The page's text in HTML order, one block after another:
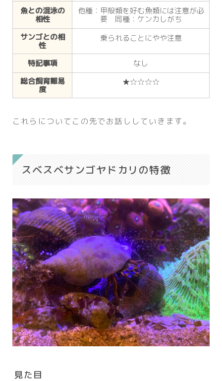
魚との混泳の
相性
他種：甲殻類を好む魚類には注意が必
要 同種：ケンカしがち
サンゴとの相
性
乗られることにやや注意
特記事項
なし
総合飼育難易
度
★☆☆☆☆
これらについてこの先でお話ししていきます。
スベスベサンゴヤドカリの特徴
見た目